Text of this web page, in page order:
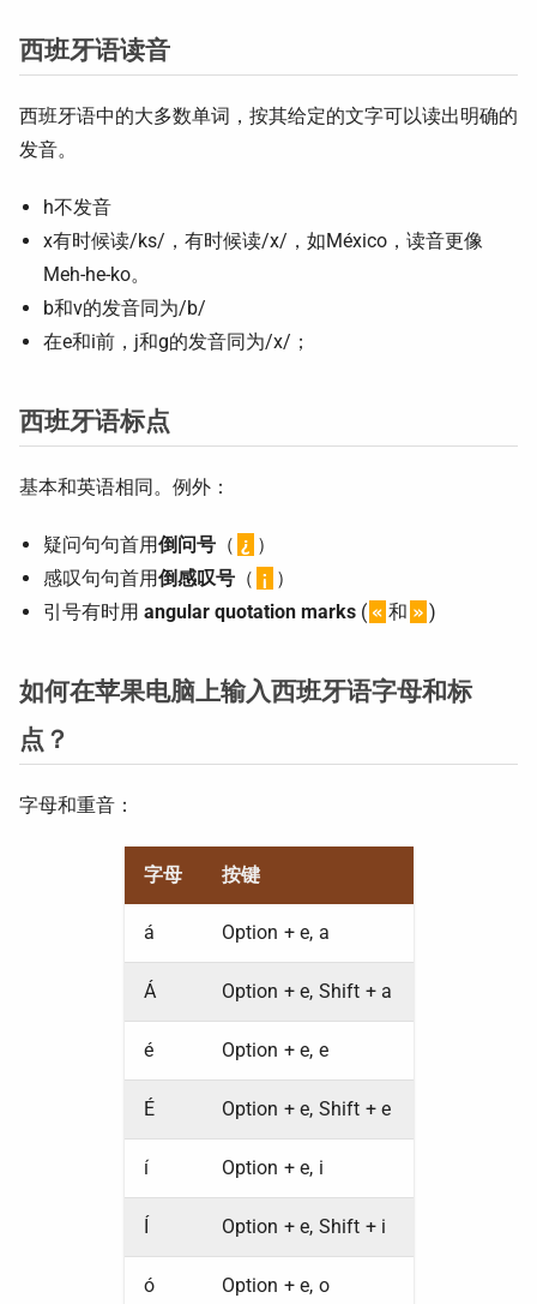
西班牙语读音
西班牙语中的大多数单词，按其给定的文字可以读出明确的
发音。
h不发音
x有时候读/ks/，有时候读/x/，如México，读音更像
Meh-he-ko。
b和v的发音同为/b/
在e和i前，j和g的发音同为/x/；
西班牙语标点
基本和英语相同。例外：
疑问句句首用倒问号 （ ¿ ）
感叹句句首用倒感叹号 （ ¡ ）
引号有时用 angular quotation marks ( « 和 » )
如何在苹果电脑上输入西班牙语字母和标
点？
字母和重音：
字母 按键
á Option + e, a
Á Option + e, Shift + a
é Option + e, e
É Option + e, Shift + e
í Option + e, i
Í Option + e, Shift + i
ó Option + e, o